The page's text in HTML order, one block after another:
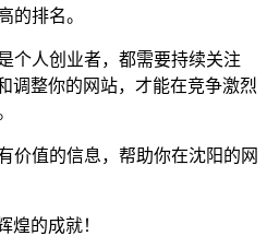
的排名。
个人创业者，都需要持续关注
调整你的网站，才能在竞争激烈
价值的信息，帮助你在沈阳的网
煌的成就！